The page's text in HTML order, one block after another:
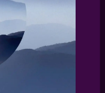
zenekar